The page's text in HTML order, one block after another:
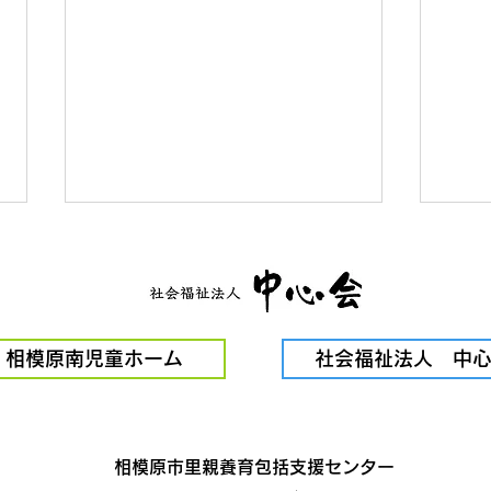
ドコ
相模原南児童ホーム 社会福祉法人 中
相模原市里親養育包括支援センター